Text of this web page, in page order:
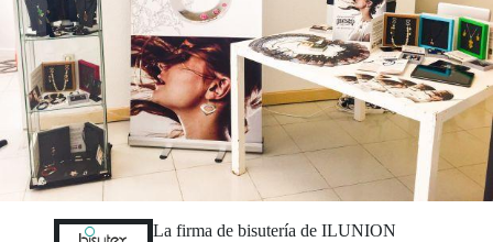
La firma de bisutería de ILUNION